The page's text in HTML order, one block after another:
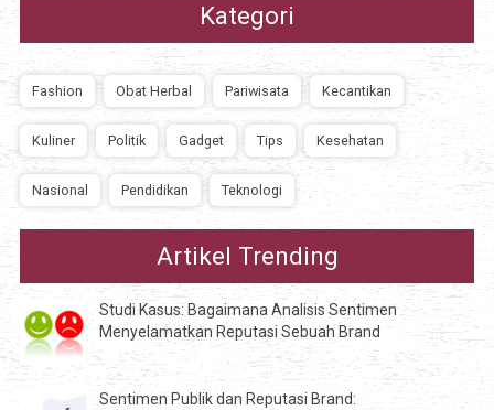
Kategori
Fashion Obat Herbal Pariwisata Kecantikan
Kuliner Politik Gadget Tips Kesehatan
Nasional Pendidikan Teknologi
Artikel Trending
Studi Kasus: Bagaimana Analisis Sentimen
Menyelamatkan Reputasi Sebuah Brand
Sentimen Publik dan Reputasi Brand: